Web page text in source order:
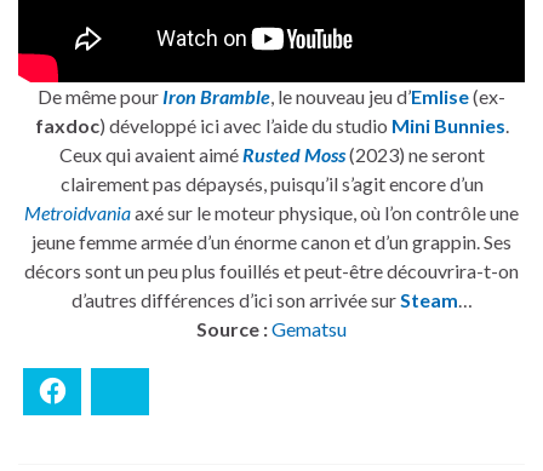
De même pour Iron Bramble , le nouveau jeu d’Emlise(ex-
faxdoc) développé ici avec l’aide du studio Mini Bunnies
Ceux qui avaient aimé Rusted Moss(2023) ne seront
clairement pas dépaysés, puisqu’il s’agit encore d’un
Metroidvaniaaxé sur le moteur physique, où l’on contrôle une
jeune femme armée d’un énorme canon et d’un grappin. Ses
décors sont un peu plus fouillés et peut-être découvrira-t-on
d’autres différences d’ici son arrivée sur Steam
Source :Gematsu